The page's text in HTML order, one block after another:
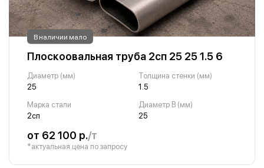
В наличии мало
Плоскоовальная труба 2сп 25 25 1.5 6
Диаметр (мм)
25
Толщина стенки (мм)
1.5
Марка стали
2сп
Диаметр B (мм)
25
от 62 100 р./т
*актуальная цена по запросу